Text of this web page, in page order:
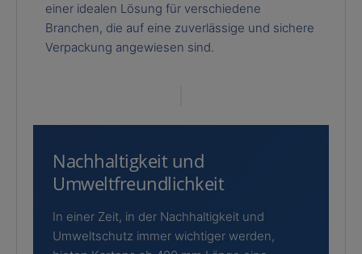
einer idealen Lösung für verschiedene
Branchen, die auf eine zuverlässige und sichere
Verpackung angewiesen sind.
Nachhaltigkeit und
Umweltfreundlichkeit
In einer Zeit, in der Nachhaltigkeit und
Umweltschutz immer wichtiger werden,